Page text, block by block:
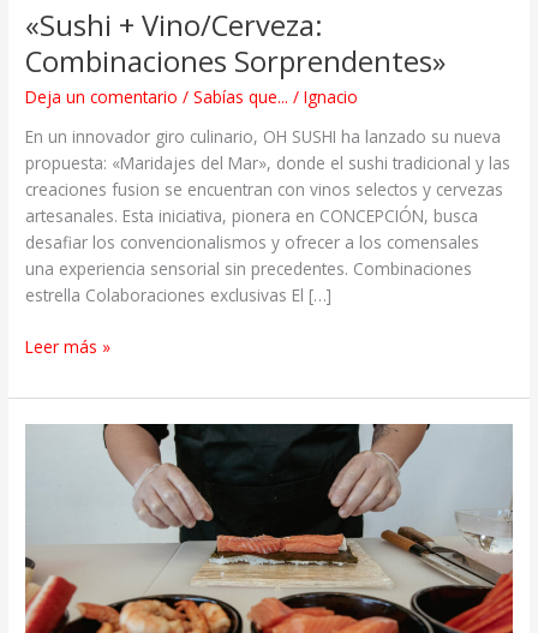
«Sushi + Vino/Cerveza:
Combinaciones Sorprendentes»
Deja un comentario /Sabías que... /Ignacio
En un innovador giro culinario, OH SUSHI ha lanzado su nueva
propuesta: «Maridajes del Mar», donde el sushi tradicional y las
creaciones fusion se encuentran con vinos selectos y cervezas
artesanales. Esta iniciativa, pionera en CONCEPCIÓN, busca
desafiar los convencionalismos y ofrecer a los comensales
una experiencia sensorial sin precedentes. Combinaciones
estrella Colaboraciones exclusivas El […]
Leer más »
sabías
del
sushi
en